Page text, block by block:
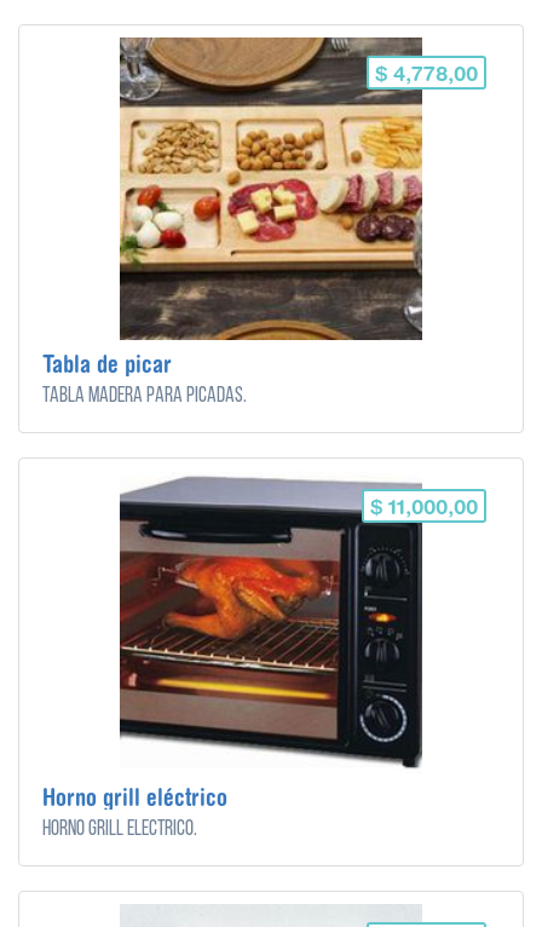
$ 4,778,00
Tabla de picar
Tabla madera para picadas.
$ 11,000,00
Horno grill eléctrico
Horno grill eléctrico.